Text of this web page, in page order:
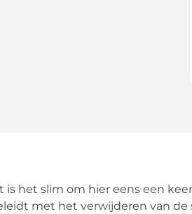
is het slim om hier eens een
met het verwijderen van de